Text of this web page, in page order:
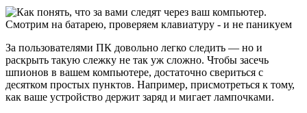
За пользователями ПК довольно легко следить — но и
раскрыть такую слежку не так уж сложно. Чтобы засечь
шпионов в вашем компьютере, достаточно свериться с
десятком простых пунктов. Например, присмотреться к тому,
как ваше устройство держит заряд и мигает лампочками.